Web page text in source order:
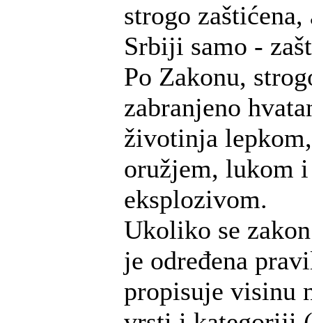
strogo
Srbiji samo -
Po Zakonu,
zabranjeno
životinja
oružjem, lukom
eksplozivom.
Ukoliko se
je određena
propisuje visinu